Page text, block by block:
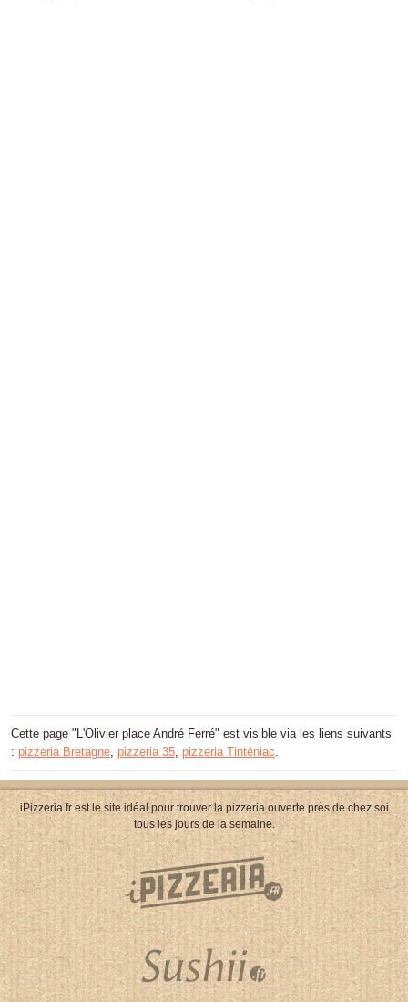
Cette page "L'Olivier place André Ferré" est visible via les liens suivants
: pizzeria Bretagne pizzeria 35 pizzeria Tinténiac
iPizzeria.fr est le site idéal pour trouver la pizzeria ouverte près de chez soi
tous les jours de la semaine.